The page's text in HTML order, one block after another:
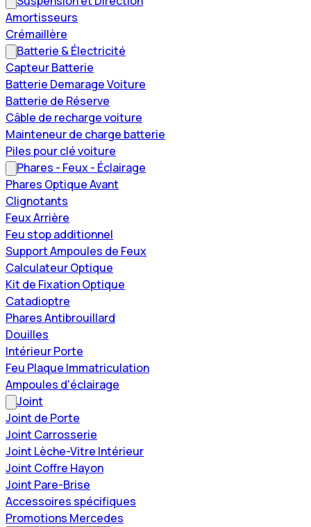
Amortisseurs
Crémaillère
Batterie & Électricité
Capteur Batterie
Batterie Demarage Voiture
Batterie de Réserve
Câble de recharge voiture
Mainteneur de charge batterie
Piles pour clé voiture
Phares - Feux - Éclairage
Phares Optique Avant
Clignotants
Feux Arrière
Feu stop additionnel
Support Ampoules de Feux
Calculateur Optique
Kit de Fixation Optique
Catadioptre
Phares Antibrouillard
Douilles
Intérieur Porte
Feu Plaque Immatriculation
Ampoules d'éclairage
Joint
Joint de Porte
Joint Carrosserie
Joint Lèche-Vitre Intérieur
Joint Coffre Hayon
Joint Pare-Brise
Accessoires spécifiques
Promotions Mercedes